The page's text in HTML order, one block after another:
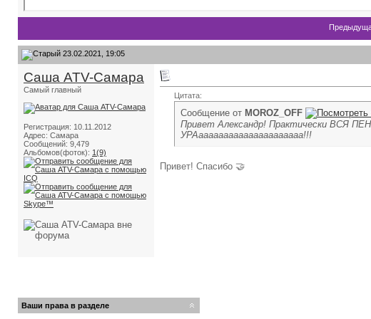
23.02.2021, 19:05
Саша ATV-Самара
Самый главный
Регистрация: 10.11.2012
Адрес: Самара
Сообщений: 9,479
Альбомов(фоток): 1(9)
Цитата:
Сообщение от MOROZ_OFF
Привет Александр! Практически ВСЯ
УРАааааааааааааааааааааа!!!
Привет! Спасибо 🤝
Ваши права в разделе